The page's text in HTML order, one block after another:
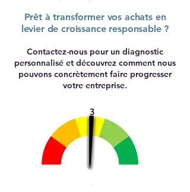
Prêt à transformer vos achats en
levier de croissance responsable ?​
Contactez-nous pour un diagnostic
personnalisé et découvrez comment nous
pouvons concrètement faire progresser
votre entreprise.